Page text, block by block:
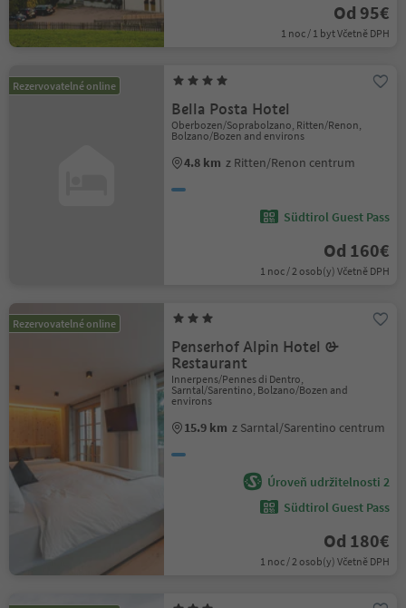
Od 95€
1 noc / 1 byt Včetně DPH
Rezervovatelné online
Bella Posta Hotel
Oberbozen/Soprabolzano, Ritten/Renon,
Bolzano/Bozen and environs
4.8 km z Ritten/Renon centrum
Südtirol Guest Pass
Od 160€
1 noc / 2 osob(y) Včetně DPH
Rezervovatelné online
Penserhof Alpin Hotel &
Restaurant
Innerpens/Pennes di Dentro,
Sarntal/Sarentino, Bolzano/Bozen and
environs
15.9 km z Sarntal/Sarentino centrum
Úroveň udržitelnosti 2
Südtirol Guest Pass
Od 180€
1 noc / 2 osob(y) Včetně DPH